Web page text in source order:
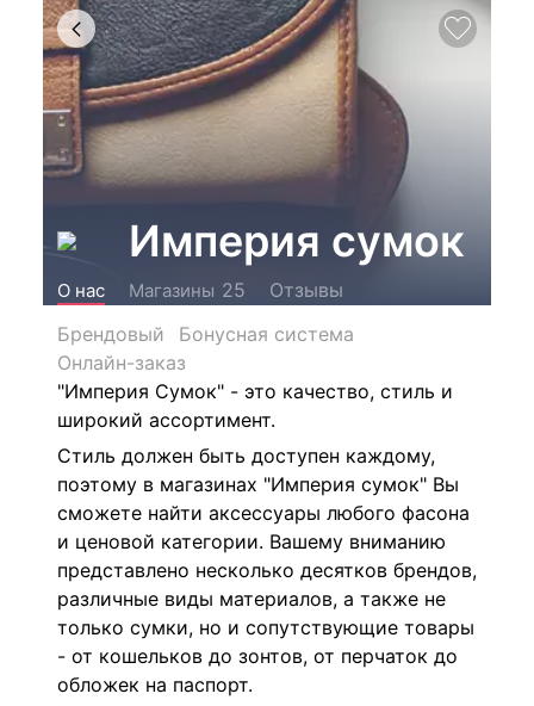
Империя сумок
О нас Магазины 25
Отзывы
Брендовый
Бонусная система
Онлайн-заказ
"Империя Сумок" - это качество, стиль и
широкий ассортимент.
Стиль должен быть доступен каждому,
поэтому в магазинах "Империя сумок" Вы
сможете найти аксессуары любого фасона
и ценовой категории. Вашему вниманию
представлено несколько десятков брендов,
различные виды материалов, а также не
только сумки, но и сопутствующие товары
- от кошельков до зонтов, от перчаток до
обложек на паспорт.